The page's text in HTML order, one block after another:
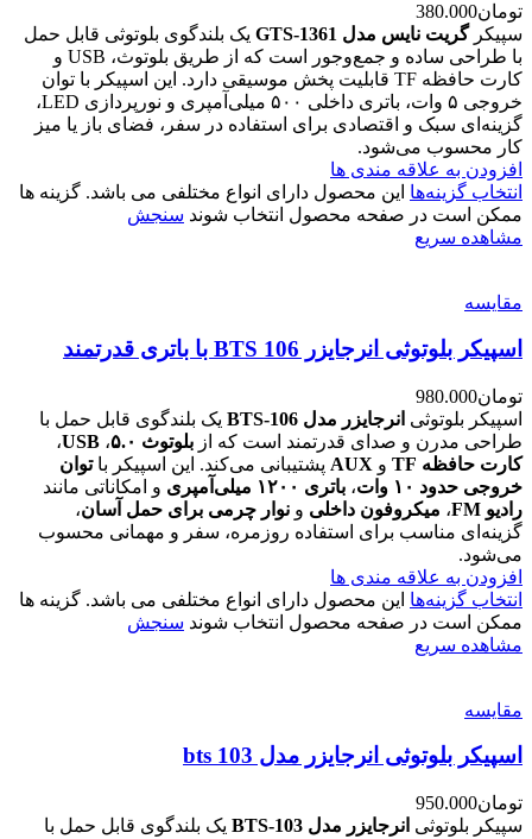
تومان380.000
سپیکرگریت نایس مدل GTS-1361
یک بلندگوی بلوتوثی قابل حمل
با طراحی ساده و جمع‌وجور است که از طریق بلوتوث، USB و
کارت حافظه TF قابلیت پخش موسیقی دارد. این اسپیکر با توان
خروجی ۵ وات، باتری داخلی ۵۰۰ میلی‌آمپری و نورپردازی LED،
گزینه‌ای سبک و اقتصادی برای استفاده در سفر، فضای باز یا میز
کار محسوب می‌شود.
افزودن به علاقه مندی ها
انتخاب گزینه‌ها این محصول دارای انواع مختلفی می باشد. گزینه ها
ممکن است در صفحه محصول انتخاب شوند سنجش
مشاهده سریع
مقایسه
اسپیکر بلوتوثی انرجایزر BTS 106 با باتری قدرتمند
تومان980.000
اسپیکر بلوتوثی انرجایزر مدل BTS-106
یک بلندگوی قابل حمل با
طراحی مدرن و صدای قدرتمند است که از بلوتوث ۵.۰ ، USB،
کارت حافظه TF
و AUX پشتیبانی می‌کند. این اسپیکر باتوان
خروجی حدود ۱۰ وات
، باتری ۱۲۰۰ میلی‌آمپری
و امکاناتی مانند
رادیو FM
، میکروفون داخلی و نوار چرمی برای حمل آسان،
گزینه‌ای مناسب برای استفاده روزمره، سفر و مهمانی محسوب
می‌شود.
افزودن به علاقه مندی ها
انتخاب گزینه‌ها این محصول دارای انواع مختلفی می باشد. گزینه ها
ممکن است در صفحه محصول انتخاب شوند سنجش
مشاهده سریع
مقایسه
اسپیکر بلوتوثی انرجایزر مدل bts 103
تومان950.000
سپیکر بلوتوثی انرجایزر مدل BTS-103
یک بلندگوی قابل حمل با